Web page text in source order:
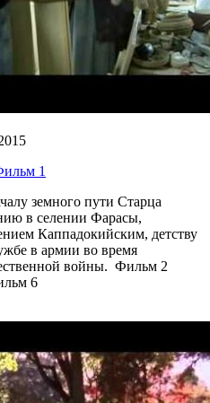
1
земного пути Старца
в селении Фарасы,
Каппадокийским, детству
в армии во время
войны. Фильм 2
6